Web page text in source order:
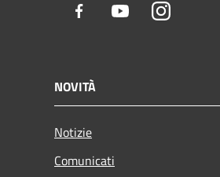
Facebook YoutubeInstagram
NOVITÀ
Notizie
Comunicati